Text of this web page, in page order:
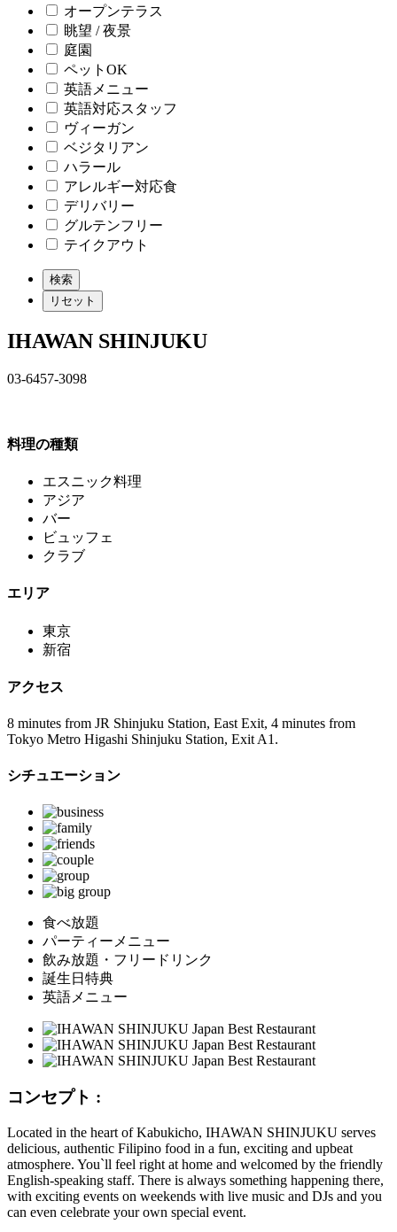
オープンテラス
眺望 / 夜景
庭園
ペットOK
英語メニュー
英語対応スタッフ
ヴィーガン
ベジタリアン
ハラール
アレルギー対応食
デリバリー
グルテンフリー
テイクアウト
IHAWAN SHINJUKU
03-6457-3098
料理の種類
エスニック料理
アジア
バー
ビュッフェ
クラブ
エリア
東京
新宿
アクセス
8 minutes from JR Shinjuku Station, East Exit, 4 minutes from
Tokyo Metro Higashi Shinjuku Station, Exit A1.
シチュエーション
食べ放題
パーティーメニュー
飲み放題・フリードリンク
誕生日特典
英語メニュー
コンセプト :
Located in the heart of Kabukicho, IHAWAN SHINJUKU serves
delicious, authentic Filipino food in a fun, exciting and upbeat
atmosphere. You`ll feel right at home and welcomed by the friendly
English-speaking staff. There is always something happening there,
with exciting events on weekends with live music and DJs and you
can even celebrate your own special event.